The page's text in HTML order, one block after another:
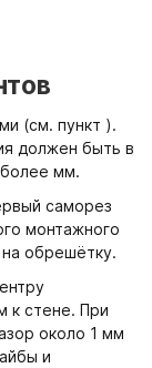
(см. пункт ).
должен быть в
мм.
саморез
монтажного
обрешётку.
к стене. При
около 1 мм
и